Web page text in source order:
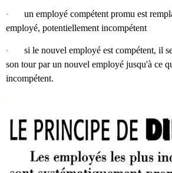
·
un employé compétent promu est
employé, potentiellement incompétent
·
si le nouvel employé est compétent, il
son tour par un nouvel employé jusqu'à ce
incompétent.